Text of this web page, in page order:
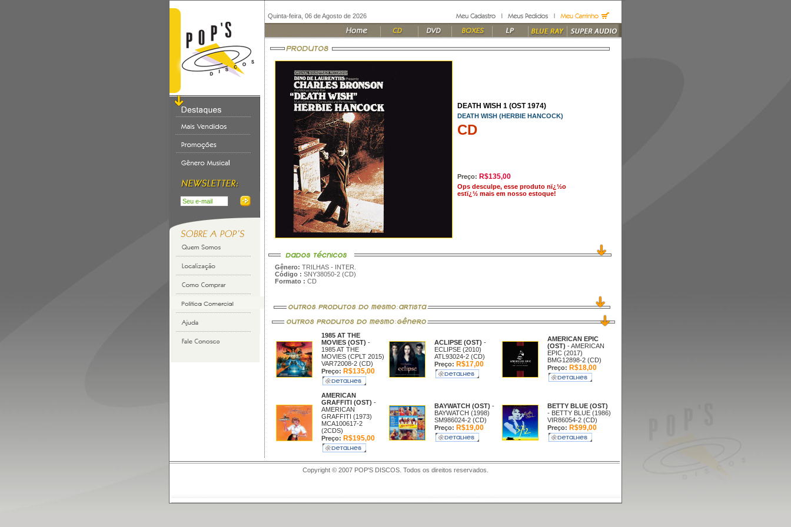
Quinta-feira, 06 de Agosto de 2026
DEATH WISH 1 (OST 1974)
DEATH WISH (HERBIE HANCOCK)
CD
Preço: R$135,00
Ops desculpe, esse produto nï¿½o
estï¿½ mais em nosso estoque!
Gênero: TRILHAS - INTER.
Código : SNY38050-2 (CD)
Formato : CD
1985 AT THE
MOVIES (OST) -
1985 AT THE
MOVIES (CPLT 2015)
VAR72008-2 (CD)
Preço: R$135,00
ACLIPSE (OST) -
ECLIPSE (2010)
ATL93024-2 (CD)
Preço: R$17,00
AMERICAN EPIC
(OST) - AMERICAN
EPIC (2017)
BMG12898-2 (CD)
Preço: R$18,00
AMERICAN
GRAFFITI (OST) -
AMERICAN
GRAFFITI (1973)
MCA100617-2
(2CDS)
Preço: R$195,00
BAYWATCH (OST) -
BAYWATCH (1998)
SM986024-2 (CD)
Preço: R$19,00
BETTY BLUE (OST)
- BETTY BLUE (1986)
VIR86054-2 (CD)
Preço: R$99,00
Copyright © 2007 POP'S DISCOS. Todos os direitos reservados.